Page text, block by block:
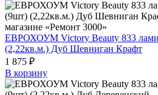
ЕВРОХОУМ Victory Beauty 833
(2,22кв.м.) Дуб Шевниган Крафт
1 875 ₽
В корзину